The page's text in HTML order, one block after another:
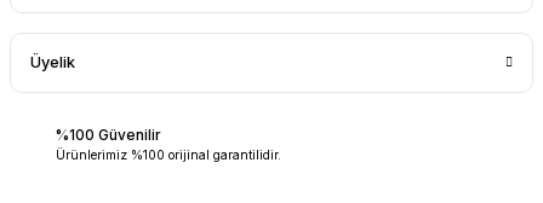
Üyelik
%100 Güvenilir
Ürünlerimiz %100 orijinal garantilidir.